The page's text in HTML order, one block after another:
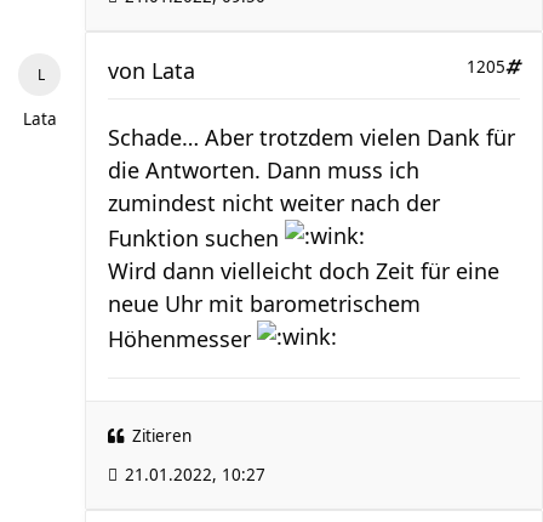
Lata
1205
von Lata
Schade… Aber trotzdem vielen Dank für
die Antworten. Dann muss ich
zumindest nicht weiter nach der
Funktion suchen
Wird dann vielleicht doch Zeit für eine
neue Uhr mit barometrischem
Höhenmesser
Zitieren
21.01.2022, 10:27